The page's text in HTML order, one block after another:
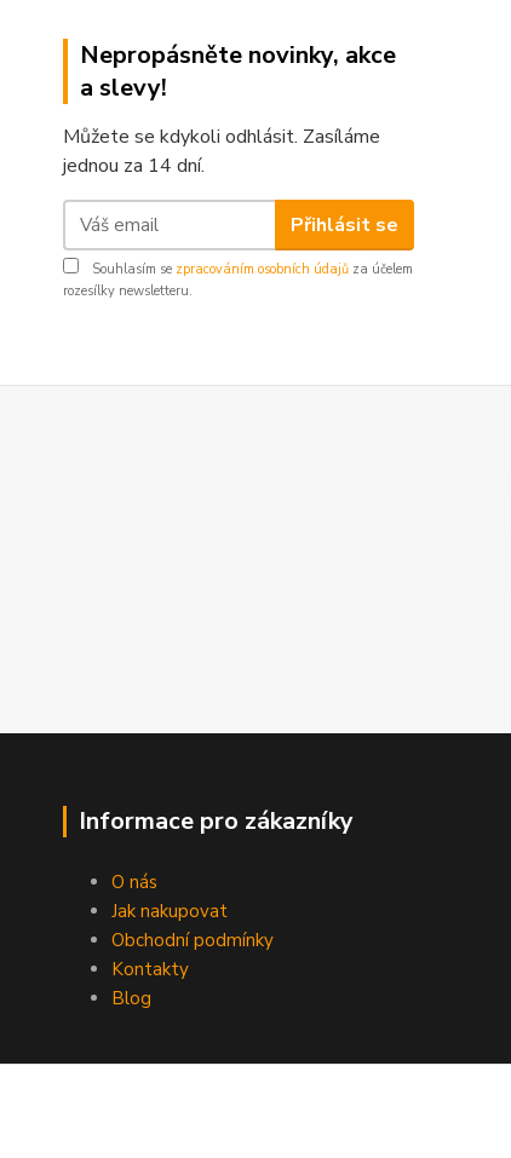
Nepropásněte novinky, akce
a slevy!
Můžete se kdykoli odhlásit. Zasíláme
jednou za 14 dní.
Přihlásit se
Souhlasím se zpracováním osobních údajů za účelem
rozesílky newsletteru.
Informace pro zákazníky
O nás
Jak nakupovat
Obchodní podmínky
Kontakty
Blog